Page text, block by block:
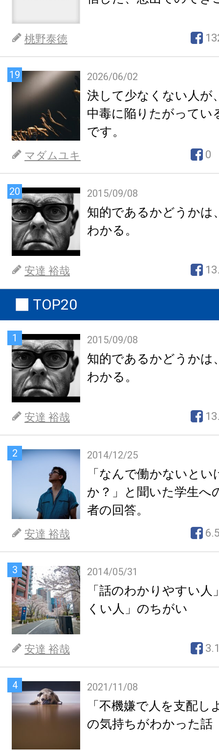
桃野泰徳
19 2026/06/02
決して少なくない人が
中毒に陥りたがってい
です。
マダムユキ 0
20 2015/09/08
知的であるかどうかは
わかる。
安達 裕哉
TOP20
1 2015/09/08
知的であるかどうかは
わかる。
安達 裕哉
2 2014/12/25
「なんで働かないと
か？」と聞いた学生へ
者の回答。
安達 裕哉
3 2014/05/31
「話のわかりやすい
くい人」のちがい
安達 裕哉
4 2021/11/08
「不機嫌で人を支配し
の気持ちがわかった話